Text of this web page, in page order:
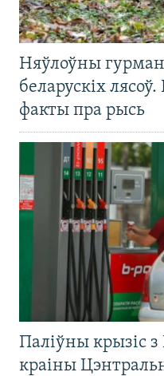
Няўлоўны
беларускіх
факты пра рысь
Паліўны крызіс з
краіны